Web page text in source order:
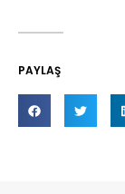
PAYLAŞ